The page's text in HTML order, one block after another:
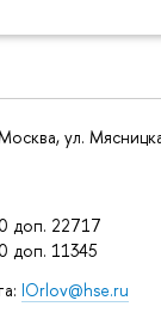
ул.
доп. 22717
доп. 11345
IOrlov@hse.ru